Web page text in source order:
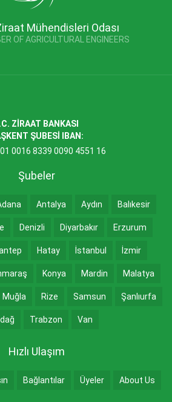
Mühendisleri Odası
OF AGRICULTURAL ENGINEERS
ZİRAAT BANKASI
ŞUBESİ IBAN:
0016 8339 0090 4551 16
Şubeler
Antalya Aydın Balıkesir
Denizli Diyarbakır Erzurum
Hatay İstanbul İzmir
Konya Mardin Malatya
Muğla Rize Samsun Şanlıurfa
Trabzon Van
Hızlı Ulaşım
Bağlantılar Üyeler About Us